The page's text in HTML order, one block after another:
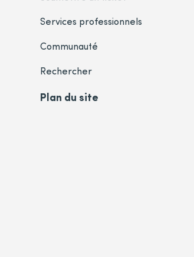
Services professionnels
Communauté
Rechercher
Plan du site